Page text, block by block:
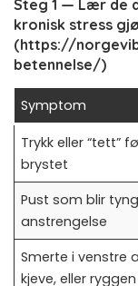
Steg 1 — Lær de
kronisk stress
(https://
betennelse/)
Symptom
Trykk eller “tett”
brystet
Pust som blir
anstrengelse
Smerte i venstre
kjeve, eller